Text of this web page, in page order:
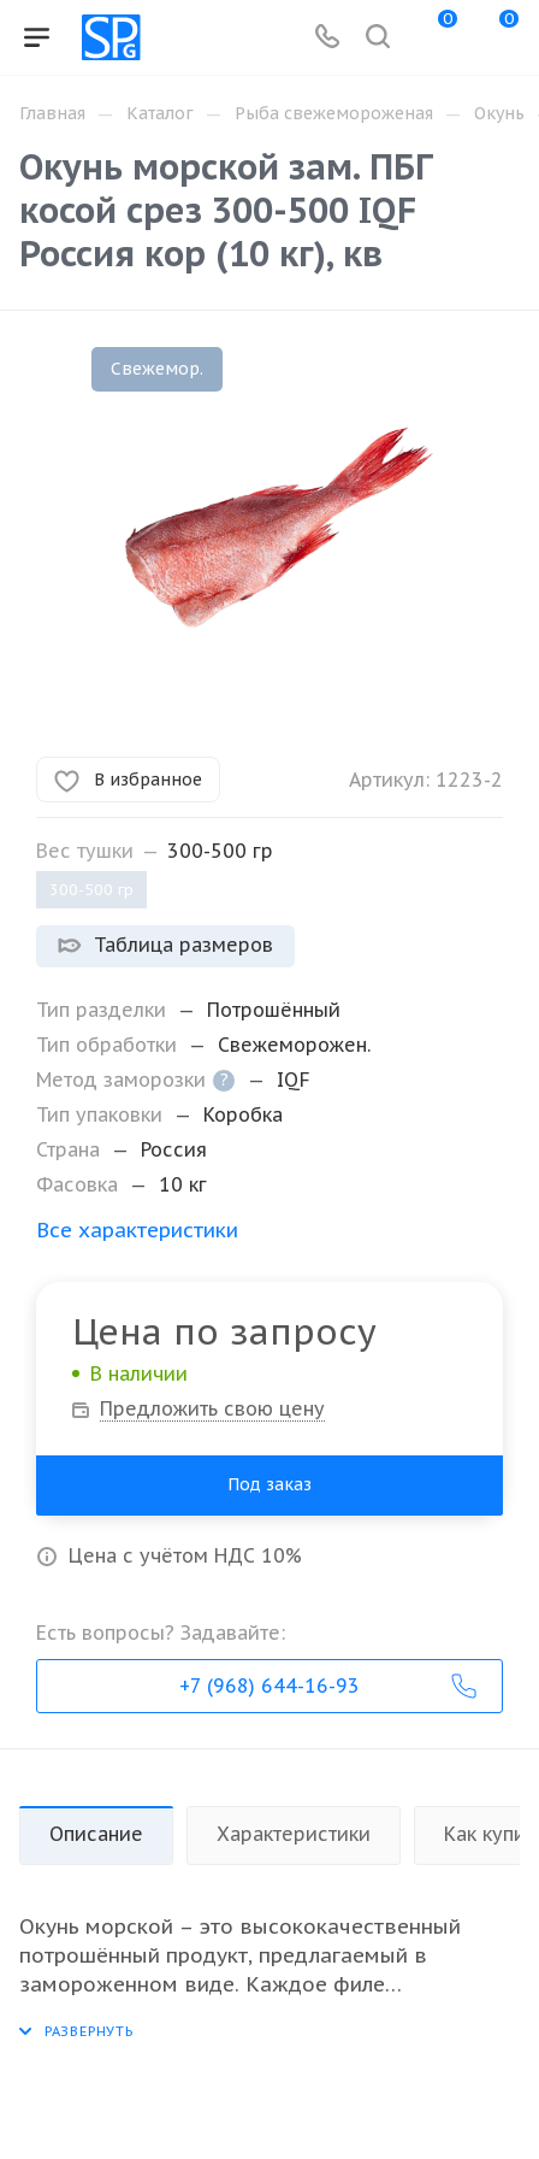
0 0
Главная — Каталог — Рыба свежемороженая — Окунь
Окунь морской зам. ПБГ
косой срез 300-500 IQF
Россия кор (10 кг), кв
Свежемор.
В избранное Артикул: 1223-2
Вес тушки — 300-500 гр
300-500 гр
Таблица размеров
Тип разделки —
Потрошённый
Тип обработки
—
Свежеморожен.
Метод заморозки
? —
IQF
Тип упаковки
—
Коробка
Страна
—
Россия
Фасовка
— 10 кг
Все характеристики
Цена по запросу
В наличии
Предложить свою цену
Под заказ
Цена с учётом НДС 10%
Есть вопросы? Задавайте:
+7 (968) 644-16-93
Описание Характеристики Как
Окунь морской – это высококачественный
потрошённый продукт, предлагаемый в
замороженном виде. Каждое филе
сохраняет его натуральные вкусовые качества